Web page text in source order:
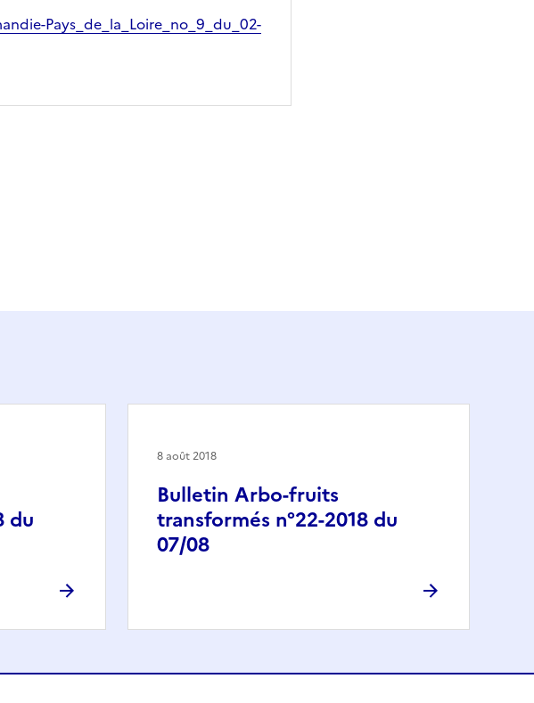
Pays_de_la_Loire_no_9_du_02-
du
Bulletin Arbo-fruits
transformés n°22-2018 du
07/08
8 août 2018